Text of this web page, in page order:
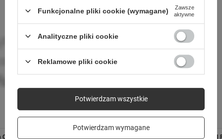
CPB10-09
Forever uchwyt samochodowy do szyby CH-
COLORUM
Funkcjonalne pliki cookie (wymagane)
Zawsze
aktywne
Analityczne pliki cookie
Reklamowe pliki cookie
Potwierdzam wymagane
Potwierdzam wszystkie